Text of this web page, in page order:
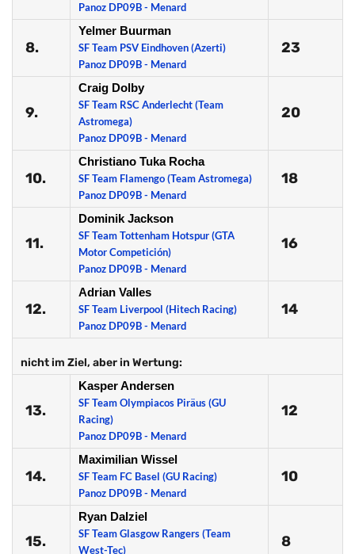
Panoz DP09B - Menard
8.
Yelmer Buurman
SF Team PSV Eindhoven (Azerti)
Panoz DP09B - Menard
23
9.
Craig Dolby
SF Team RSC Anderlecht (Team
Astromega)
Panoz DP09B - Menard
20
10.
Christiano Tuka Rocha
SF Team Flamengo (Team Astromega)
Panoz DP09B - Menard
18
11.
Dominik Jackson
SF Team Tottenham Hotspur (GTA
Motor Competición)
Panoz DP09B - Menard
16
12.
Adrian Valles
SF Team Liverpool (Hitech Racing)
Panoz DP09B - Menard
14
nicht im Ziel, aber in Wertung:
13.
Kasper Andersen
SF Team Olympiacos Piräus (GU
Racing)
Panoz DP09B - Menard
12
14.
Maximilian Wissel
SF Team FC Basel (GU Racing)
Panoz DP09B - Menard
10
15.
Ryan Dalziel
SF Team Glasgow Rangers (Team
West-Tec)
8